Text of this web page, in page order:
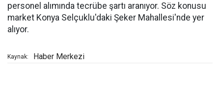
personel alımında tecrübe şartı aranıyor. Söz konusu
market Konya Selçuklu'daki Şeker Mahallesi'nde yer
alıyor.
Kaynak: Haber Merkezi